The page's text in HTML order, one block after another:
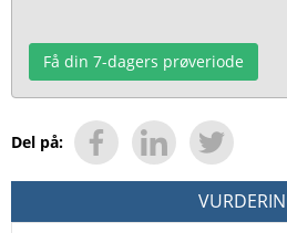
Få din 7-dagers prøveriode
Del på: